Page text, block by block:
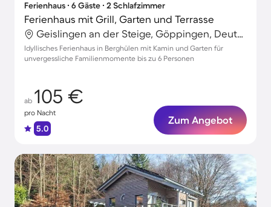
Ferienhaus ∙ 6 Gäste ∙ 2 Schlafzimmer
Ferienhaus mit Grill, Garten und Terrasse
Geislingen an der Steige, Göppingen, Deutschland
Idyllisches Ferienhaus in Berghülen mit Kamin und Garten für
unvergessliche Familienmomente bis zu 6 Personen
ab 105 €
pro Nacht
5.0
Zum Angebot